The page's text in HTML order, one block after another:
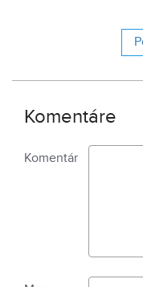
Komentáre
Komentár